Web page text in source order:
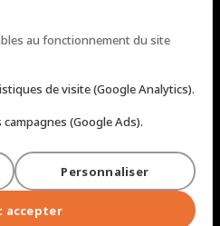
9h – 12h / 14h – 18h
Marseille. Tous droits réservés.
de confidentialitéPlan du site
les cookies
au fonctionnement du site
de visite (Google Analytics).
(Google Ads).
Personnaliser
accepter